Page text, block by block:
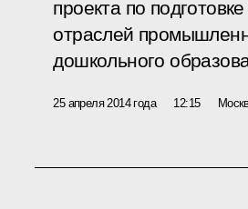
проекта по
отраслей
дошкольного
25 апреля 2014 года 12:15